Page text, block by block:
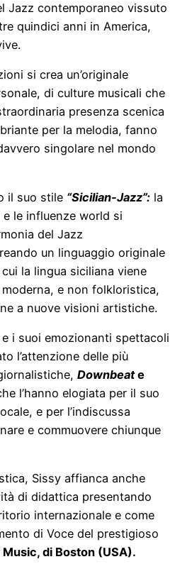
Jazz contemporaneo vissuto
quindici anni in America,
si crea un’originale
di culture musicali che
presenza scenica
per la melodia, fanno
singolare nel mondo
il suo stile “Sicilian-Jazz”: la
le influenze world si
del Jazz
un linguaggio originale
la lingua siciliana viene
e non folkloristica,
a nuove visioni artistiche.
i suoi emozionanti spettacoli
l’attenzione delle più
Downbeate
l’hanno elogiata per il suo
e per l’indiscussa
e commuovere chiunque
Sissy affianca anche
di didattica presentando
internazionale e come
di Voce del prestigioso
di Boston (USA).